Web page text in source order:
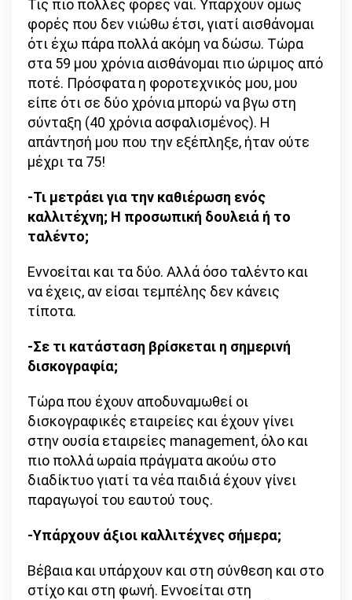
Τις πιο πολλές φορές ναι. Υπάρχουν όμως
φορές που δεν νιώθω έτσι, γιατί αισθάνομαι
ότι έχω πάρα πολλά ακόμη να δώσω. Τώρα
στα 59 μου χρόνια αισθάνομαι πιο ώριμος από
ποτέ. Πρόσφατα η φοροτεχνικός μου, μου
είπε ότι σε δύο χρόνια μπορώ να βγω στη
σύνταξη (40 χρόνια ασφαλισμένος). Η
απάντησή μου που την εξέπληξε, ήταν ούτε
μέχρι τα 75!
-Τι μετράει για την καθιέρωση ενός
καλλιτέχνη; Η προσωπική δουλειά ή το
ταλέντο;
Εννοείται και τα δύο. Αλλά όσο ταλέντο και
να έχεις, αν είσαι τεμπέλης δεν κάνεις
τίποτα.
-Σε τι κατάσταση βρίσκεται η σημερινή
δισκογραφία;
Τώρα που έχουν αποδυναμωθεί οι
δισκογραφικές εταιρείες και έχουν γίνει
στην ουσία εταιρείες management, όλο και
πιο πολλά ωραία πράγματα ακούω στο
διαδίκτυο γιατί τα νέα παιδιά έχουν γίνει
παραγωγοί του εαυτού τους.
-Υπάρχουν άξιοι καλλιτέχνες σήμερα;
Βέβαια και υπάρχουν και στη σύνθεση και στο
στίχο και στη φωνή. Εννοείται στη